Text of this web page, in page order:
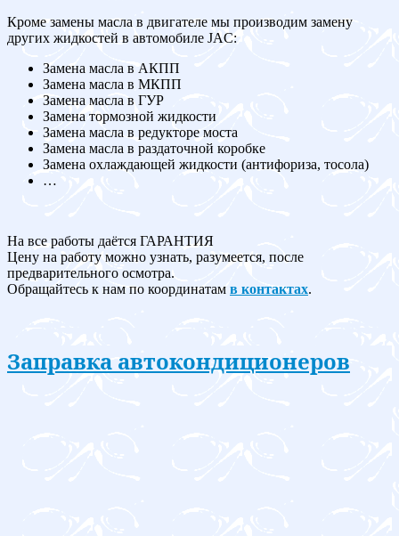
Кроме замены масла в двигателе мы производим замену
других жидкостей в автомобиле JAC:
Замена масла в АКПП
Замена масла в МКПП
Замена масла в ГУР
Замена тормозной жидкости
Замена масла в редукторе моста
Замена масла в раздаточной коробке
Замена охлаждающей жидкости (антифориза, тосола)
…
На все работы даётся ГАРАНТИЯ
Цену на работу можно узнать, разумеется, после
предварительного осмотра.
Обращайтесь к нам по координатам в контактах.
Заправка автокондиционеров